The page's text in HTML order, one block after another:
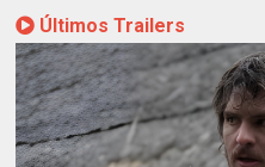
Últimos Trailers